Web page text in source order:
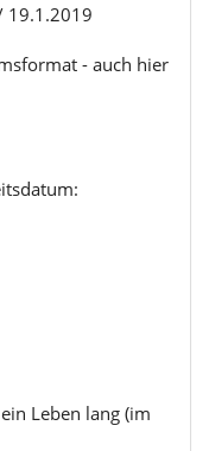
19.1.2019
- auch hier
Leben lang (im